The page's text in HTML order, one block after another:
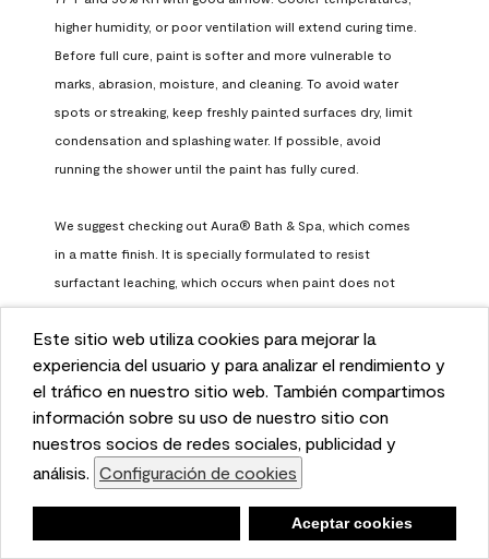
This website uses cookies to enhance user experience
and to analyze performance and traffic on our website.
We also share information about your use of our site
with our social media, advertising, and analytics
partners. Cookie Settings
Accept Cookies
Este sitio web utiliza cookies para mejorar la
experiencia del usuario y para analizar el rendimiento y
el tráfico en nuestro sitio web. También compartimos
información sobre su uso de nuestro sitio con
nuestros socios de redes sociales, publicidad y
análisis. Configuración de cookies
Aceptar cookies
higher humidity, or poor ventilation will extend curing time.
Before full cure, paint is softer and more vulnerable to
marks, abrasion, moisture, and cleaning. To avoid water
spots or streaking, keep freshly painted surfaces dry, limit
condensation and splashing water. If possible, avoid
running the shower until the paint has fully cured.
We suggest checking out Aura® Bath & Spa, which comes
in a matte finish. It is specially formulated to resist
surfactant leaching, which occurs when paint does not
have enough time to fully cure before being exposed to
high humidity. To learn more, feel free to check it out here:
https://www.benjaminmoore.com/en-us/interior-exterior-
paints-stains/product-catalog/abs/aura-bath-and-spa-
paint
Benjamin Moore Support
a month ago